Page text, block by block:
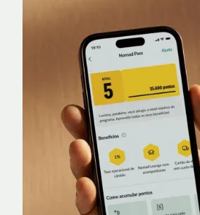
Nomad Lounge
Sala VIP no Aeroporto de